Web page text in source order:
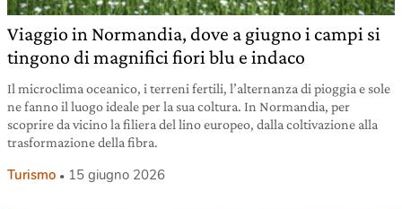
Viaggio in Normandia, dove a giugno i campi si
tingono di magnifici fiori blu e indaco
Il microclima oceanico, i terreni fertili, l’alternanza di pioggia e sole
ne fanno il luogo ideale per la sua coltura. In Normandia, per
scoprire da vicino la filiera del lino europeo, dalla coltivazione alla
trasformazione della fibra.
Turismo 15 giugno 2026